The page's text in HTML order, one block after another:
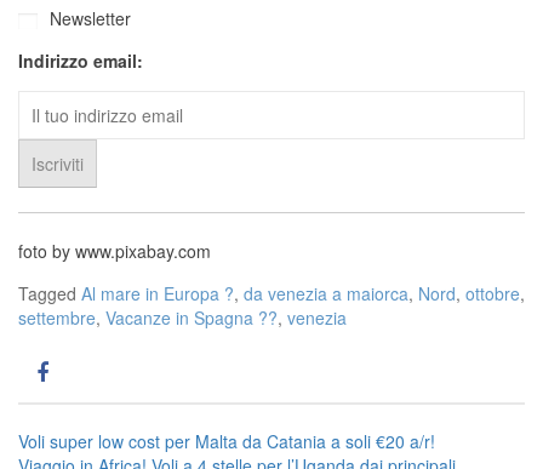
Newsletter
Indirizzo email:
foto by www.pixabay.com
Tagged Al mare in Europa ?️, da venezia a maiorca, Nord, ottobre,
settembre, Vacanze in Spagna ??, venezia
Navigazione
Voli super low cost per Malta da Catania a soli €20 a/r!